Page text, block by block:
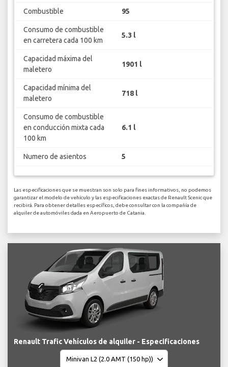
Combustible 95
Consumo de combustible
en carretera cada 100 km
5.3 l
Capacidad máxima del
maletero
1901 l
Capacidad mínima del
maletero
718 l
Consumo de combustible
en conducción mixta cada
100 km
6.1 l
Numero de asientos 5
Las especificaciones que se muestran son solo para fines informativos, no podemos
garantizar el modelo de vehículo y las especificaciones exactas de Renault Scenic que
recibirá. Para obtener detalles específicos, debe consultar con la compañía de
alquiler de automóviles dada en Aeropuerto de Catania.
Renault Trafic Vehículos de alquiler - Especificaciones